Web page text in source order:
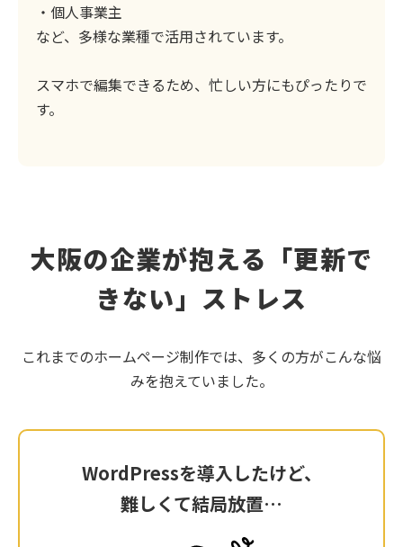
・個人事業主
など、多様な業種で活用されています。
スマホで編集できるため、忙しい方にもぴったりで
す。
大阪の企業が抱える「更新で
きない」ストレス
これまでのホームページ制作では、多くの方がこんな悩
みを抱えていました。
WordPressを導入したけど、
難しくて結局放置…
WordPressを導入したけど、
難しくて結局放置…